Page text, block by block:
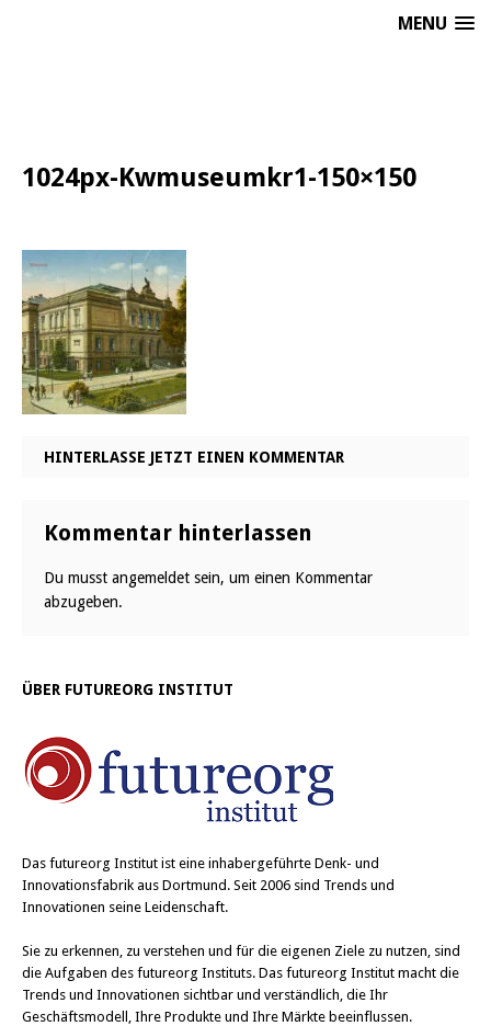
MENU
1024px-Kwmuseumkr1-150×150
HINTERLASSE JETZT EINEN KOMMENTAR
Kommentar hinterlassen
Du musst angemeldet sein, um einen Kommentar
abzugeben.
ÜBER FUTUREORG INSTITUT
Das futureorg Institut ist eine inhabergeführte Denk- und
Innovationsfabrik aus Dortmund. Seit 2006 sind Trends und
Innovationen seine Leidenschaft.
Sie zu erkennen, zu verstehen und für die eigenen Ziele zu nutzen, sind
die Aufgaben des futureorg Instituts. Das futureorg Institut macht die
Trends und Innovationen sichtbar und verständlich, die Ihr
Geschäftsmodell, Ihre Produkte und Ihre Märkte beeinflussen.